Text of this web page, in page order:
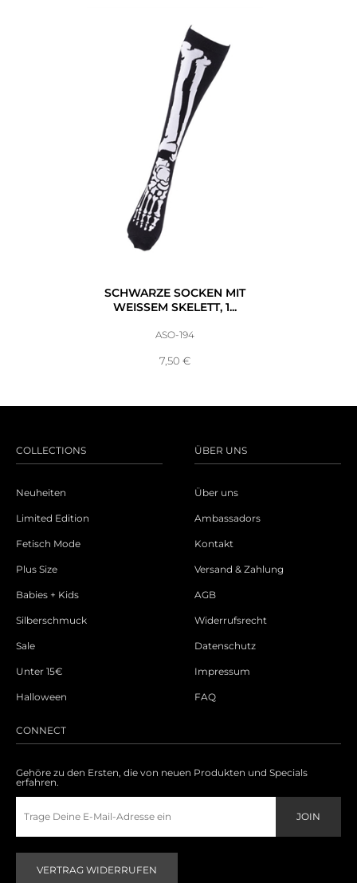
SCHWARZE SOCKEN MIT
WEISSEM SKELETT, 1...
ASO-194
7,50 €
COLLECTIONS
Neuheiten
Limited Edition
Fetisch Mode
Plus Size
Babies + Kids
Silberschmuck
Sale
Unter 15€
Halloween
ÜBER UNS
Über uns
Ambassadors
Kontakt
Versand & Zahlung
AGB
Widerrufsrecht
Datenschutz
Impressum
FAQ
CONNECT
Gehöre zu den Ersten, die von neuen Produkten und Specials
erfahren.
VERTRAG WIDERRUFEN